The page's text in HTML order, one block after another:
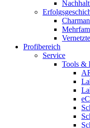
Profibereich
Service
Tools &